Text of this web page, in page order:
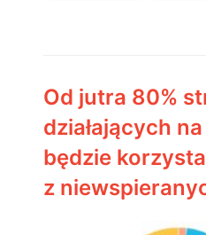
Od jutra 80%
działających
będzie
z